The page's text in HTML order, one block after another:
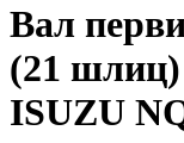
Вал
(21
ISUZU